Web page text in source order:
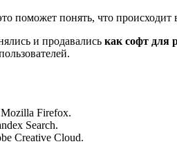
поможет понять, что происходит
и продавались как софт для
Firefox.
Search.
Creative Cloud.